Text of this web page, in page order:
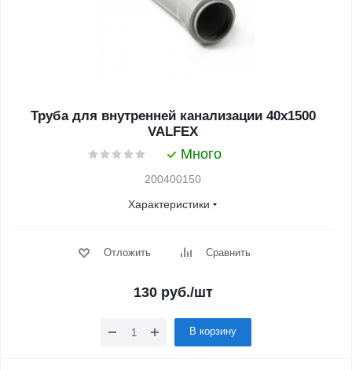
Труба для внутренней канализации 40x1500
VALFEX
Много
200400150
Характеристики
Отложить Сравнить
130 руб./шт
В корзину